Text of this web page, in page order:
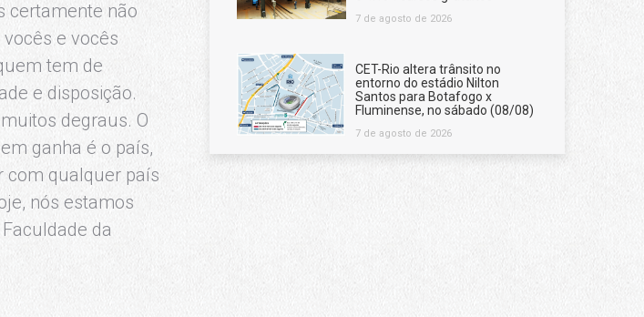
certamente não
e vocês
tem de
e disposição.
degraus. O
ganha é o país,
com qualquer país
nós estamos
da
7 de agosto de 2026
CET-Rio altera trânsito no
entorno do estádio Nilton
Santos para Botafogo x
Fluminense, no sábado (08/08)
7 de agosto de 2026